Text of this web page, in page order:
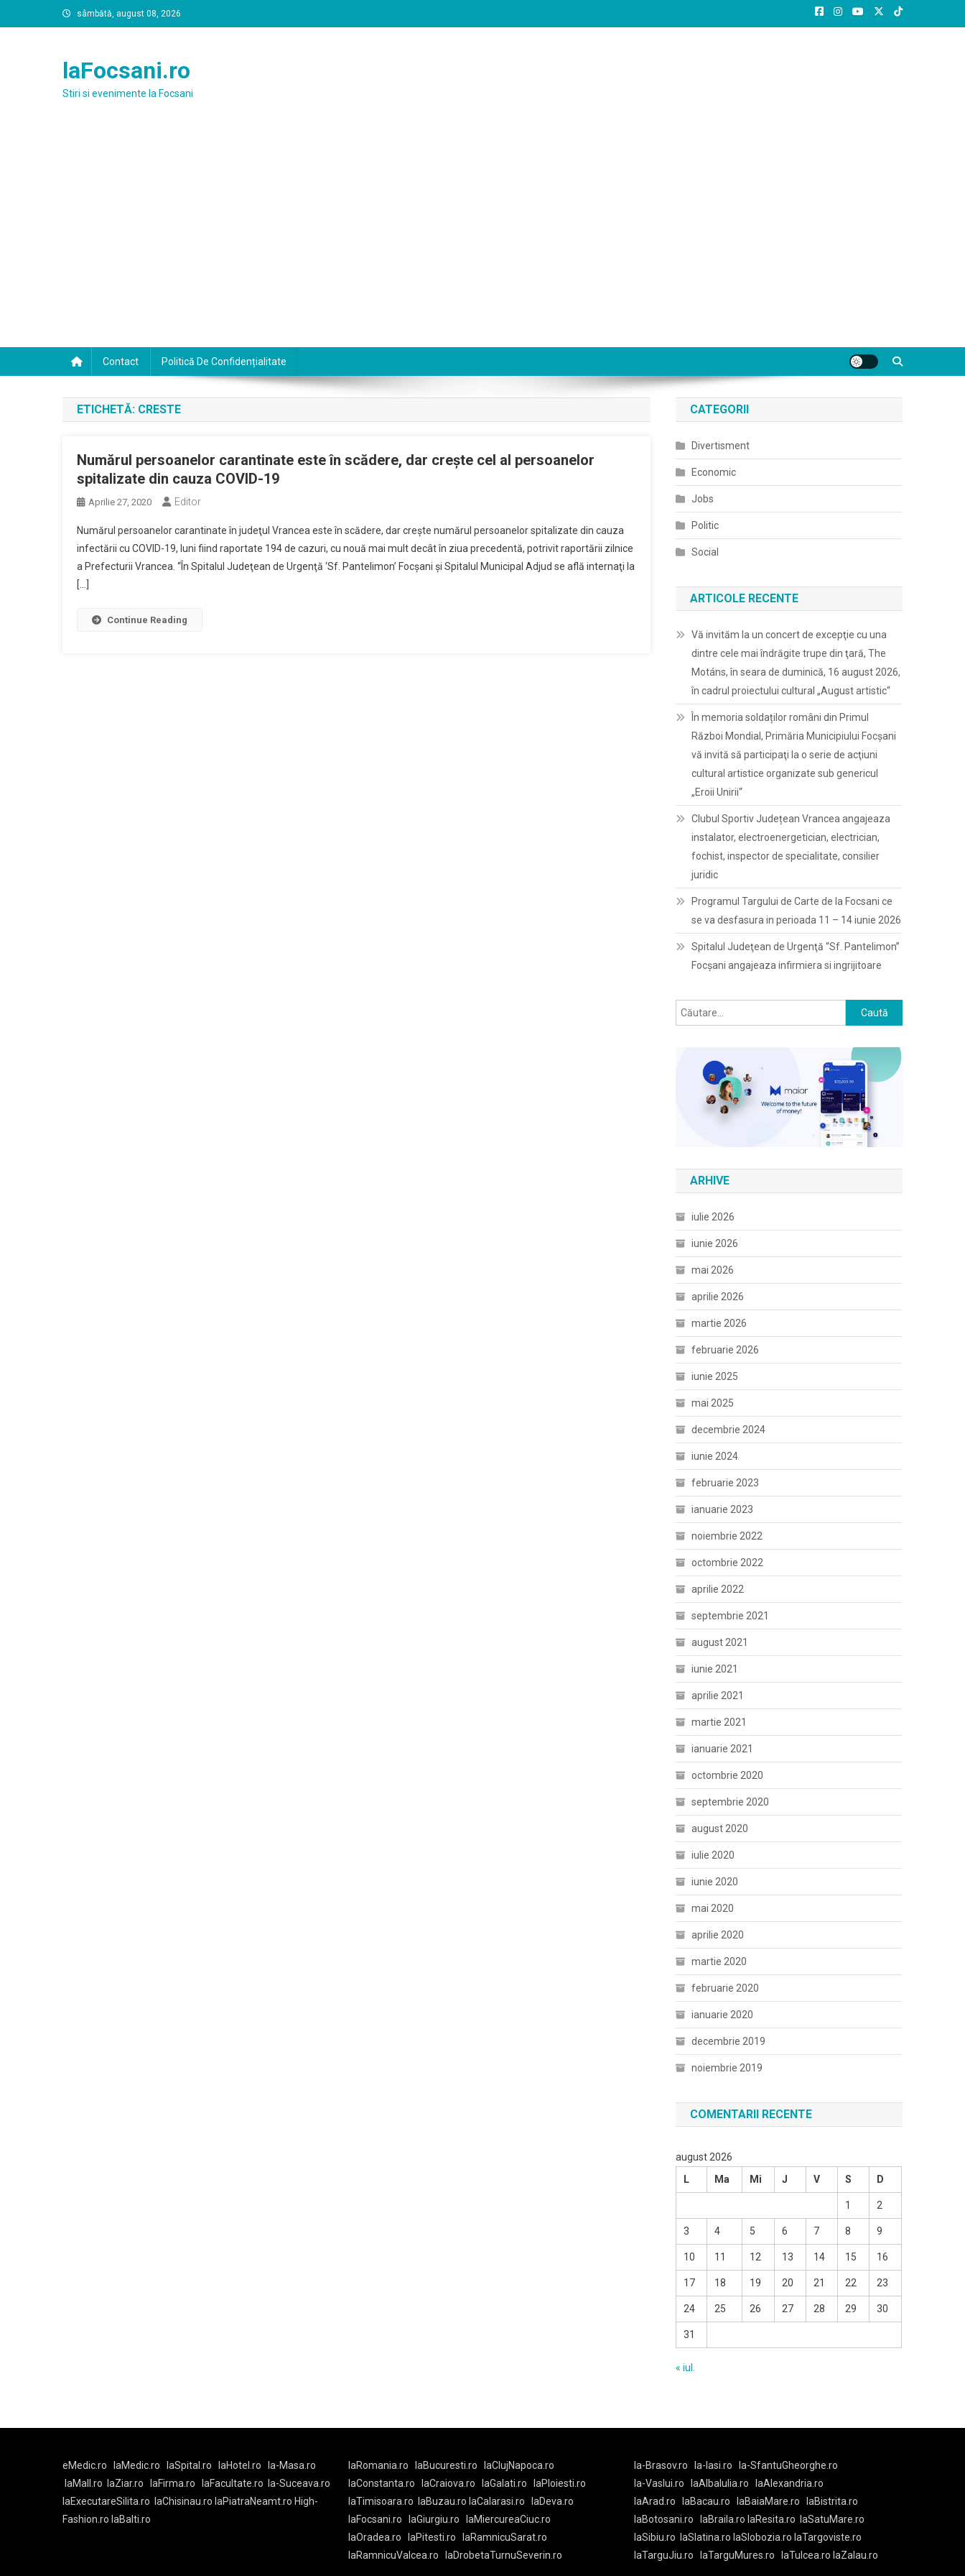
to
sâmbătă, august 08, 2026
laFocsani.ro
Stiri si evenimente la Focsani
Contact Politică De Confidențialitate
ETICHETĂ: CRESTE
Numărul persoanelor carantinate este în scădere, dar creşte cel al persoanelor
spitalizate din cauza COVID-19
Aprilie 27, 2020 Editor
Numărul persoanelor carantinate în judeţul Vrancea este în scădere, dar creşte numărul persoanelor spitalizate din cauza
infectării cu COVID-19, luni fiind raportate 194 de cazuri, cu nouă mai mult decât în ziua precedentă, potrivit raportării zilnice
a Prefecturii Vrancea. “În Spitalul Judeţean de Urgenţă ‘Sf. Pantelimon’ Focşani şi Spitalul Municipal Adjud se află internaţi la
[…]
Continue Reading
CATEGORII
Divertisment
Economic
Jobs
Politic
Social
ARTICOLE RECENTE
Vă invităm la un concert de excepţie cu una
dintre cele mai îndrăgite trupe din ţară, The
Motáns, în seara de duminică, 16 august 2026,
în cadrul proiectului cultural „August artistic“
În memoria soldaților români din Primul
Război Mondial, Primăria Municipiului Focșani
vă invită să participaţi la o serie de acţiuni
cultural artistice organizate sub genericul
„Eroii Unirii“
Clubul Sportiv Județean Vrancea angajeaza
instalator, electroenergetician, electrician,
fochist, inspector de specialitate, consilier
juridic
Programul Targului de Carte de la Focsani ce
se va desfasura in perioada 11 – 14 iunie 2026
Spitalul Judeţean de Urgenţă “Sf. Pantelimon”
Focşani angajeaza infirmiera si ingrijitoare
Caută
după:
ARHIVE
iulie 2026
iunie 2026
mai 2026
aprilie 2026
martie 2026
februarie 2026
iunie 2025
mai 2025
decembrie 2024
iunie 2024
februarie 2023
ianuarie 2023
noiembrie 2022
octombrie 2022
aprilie 2022
septembrie 2021
august 2021
iunie 2021
aprilie 2021
martie 2021
ianuarie 2021
octombrie 2020
septembrie 2020
august 2020
iulie 2020
iunie 2020
mai 2020
aprilie 2020
martie 2020
februarie 2020
ianuarie 2020
decembrie 2019
noiembrie 2019
COMENTARII RECENTE
august 2026
L
Ma Mi J V S D
1 2
3 4 5 6 7 8 9
10 11 12 13 14 15 16
17 18 19 20 21 22 23
24 25 26 27 28 29 30
31
« iul.
eMedic.ro laMedic.ro laSpital.ro laHotel.ro
la-Masa.ro
laMall.ro
laZiar.ro laFirma.ro laFacultate.ro
la-Suceava.ro
laExecutareSilita.ro
laChisinau.ro laPiatraNeamt.ro High-
Fashion.ro laBalti.ro
laRomania.ro laBucuresti.ro
laClujNapoca.ro
laConstanta.ro
laCraiova.ro laGalati.ro
laPloiesti.ro
laTimisoara.ro
laBuzau.ro laCalarasi.ro
laDeva.ro
laFocsani.ro
laGiurgiu.ro
laMiercureaCiuc.ro
laOradea.ro
laPitesti.ro
laRamnicuSarat.ro
laRamnicuValcea.ro
laDrobetaTurnuSeverin.ro
la-Brasov.ro la-Iasi.ro
la-SfantuGheorghe.ro
la-Vaslui.ro
laAlbaIulia.ro
laAlexandria.ro
laArad.ro
laBacau.ro laBaiaMare.ro
laBistrita.ro
laBotosani.ro
laBraila.ro laResita.ro
laSatuMare.ro
laSibiu.ro
laSlatina.ro laSlobozia.ro laTargoviste.ro
laTarguJiu.ro
laTarguMures.ro laTulcea.ro laZalau.ro